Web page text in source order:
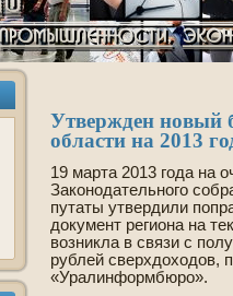
Утве­ржде­н новый
области на 2013
19 марта 2013 года на
Законодательного
путаты утве­рдили
документ региона на
возникла в связи с
рублей све­рхдоходов,
«Уралинформбюро».